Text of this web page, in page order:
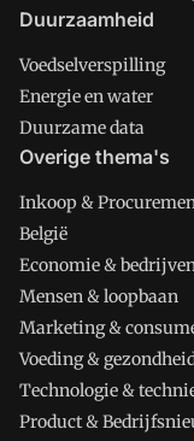
Duurzaamheid
Voedselverspilling
Energie en water
Duurzame data
Overige thema's
Inkoop &
België
Economie &
Mensen & loopbaan
Marketing &
Voeding &
Technologie &
Product &